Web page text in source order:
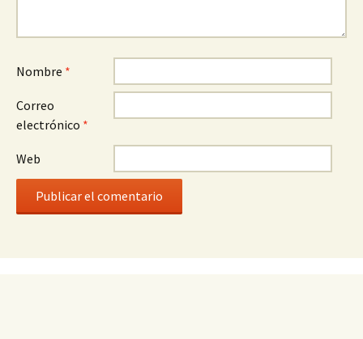
Nombre *
Correo
electrónico *
Web